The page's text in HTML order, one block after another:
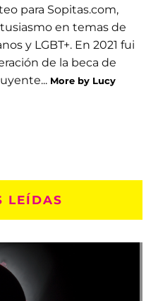
para Sopitas.com,
en temas de
y LGBT+. En 2021 fui
de la beca de
More by Lucy
LEÍDAS